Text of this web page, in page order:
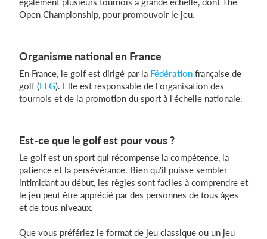
Open Championship, pour promouvoir le jeu.
Organisme national en France
En France, le golf est dirigé par la Fédération française de
golf (FFG). Elle est responsable de l'organisation des
tournois et de la promotion du sport à l'échelle nationale.
Est-ce que le golf est pour vous ?
Le golf est un sport qui récompense la compétence, la
patience et la persévérance. Bien qu'il puisse sembler
intimidant au début, les règles sont faciles à comprendre et
le jeu peut être apprécié par des personnes de tous âges
et de tous niveaux.
Que vous préfériez le format de jeu classique ou un jeu